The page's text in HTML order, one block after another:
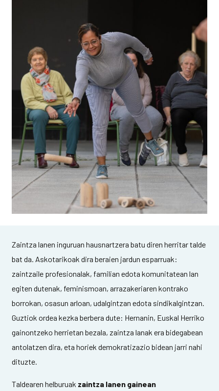
Zaintza lanen inguruan hausnartzera batu diren herritar talde
bat da. Askotarikoak dira beraien jardun esparruak:
zaintzaile profesionalak, familian edota komunitatean lan
egiten dutenak, feminismoan, arrazakeriaren kontrako
borrokan, osasun arloan, udalgintzan edota sindikalgintzan.
Guztiok ordea kezka berbera dute: Hernanin, Euskal Herriko
gainontzeko herrietan bezala, zaintza lanak era bidegabean
antolatzen dira, eta horiek demokratizazio bidean jarri nahi
dituzte.
Taldearen helburuak zaintza lanen gainean